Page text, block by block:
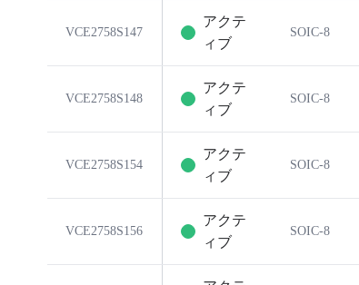
VCE2758S147
アクテ
ィブ
SOIC-8
VCE2758S148
アクテ
ィブ
SOIC-8
VCE2758S154
アクテ
ィブ
SOIC-8
VCE2758S156
アクテ
ィブ
SOIC-8